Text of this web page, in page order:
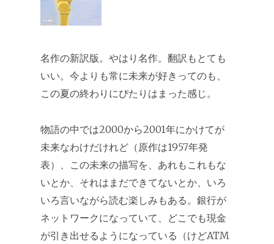
名作の新訳版。やはり名作。翻訳もとても
いい。今よりも常に未来が好きってのも、
この夏の終わりにぴたりはまった感じ。
物語の中では2000から2001年にかけてが
未来なわけだけれど（原作は1957年発
表）、この未来の描写を、あれもこれもな
いとか、それはまだできてないとか、いろ
いろ言いながら読む楽しみもある。銀行が
ネットワークになっていて、どこでも現金
が引き出せるようになっている（けどATM